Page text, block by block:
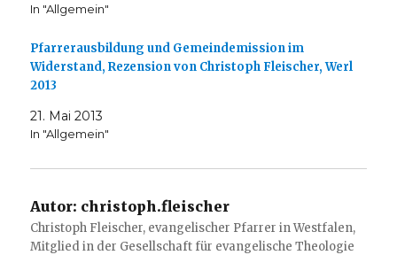
In "Allgemein"
Pfarrerausbildung und Gemeindemission im
Widerstand, Rezension von Christoph Fleischer, Werl
2013
21. Mai 2013
In "Allgemein"
Autor: christoph.fleischer
Christoph Fleischer, evangelischer Pfarrer in Westfalen,
Mitglied in der Gesellschaft für evangelische Theologie